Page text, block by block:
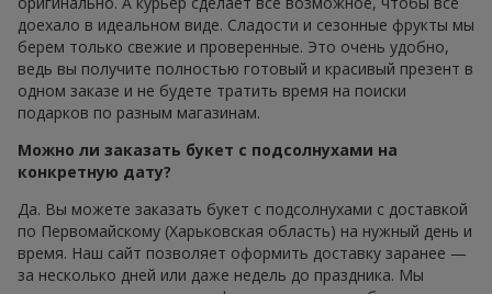
доехало в идеальном виде. Сладости и сезонные фрукты мы
берем только свежие и проверенные. Это очень удобно,
ведь вы получите полностью готовый и красивый презент в
одном заказе и не будете тратить время на поиски
подарков по разным магазинам.
Можно ли заказать букет с подсолнухами на
конкретную дату?
Да. Вы можете заказать букет с подсолнухами с доставкой
по Первомайскому (Харьковская область) на нужный день и
время. Наш сайт позволяет оформить доставку заранее —
за несколько дней или даже недель до праздника. Мы